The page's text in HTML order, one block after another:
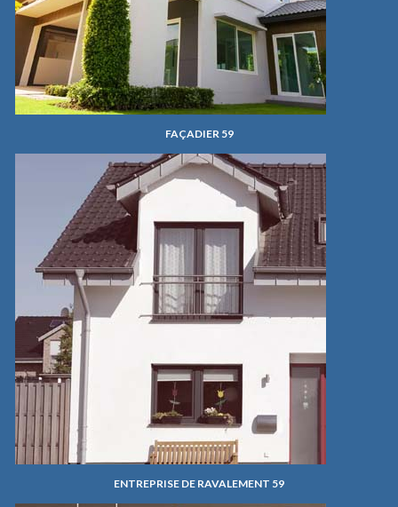
FAÇADIER 59
ENTREPRISE DE RAVALEMENT 59